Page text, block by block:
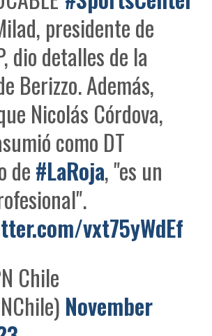
presidente de
dio detalles de la
Berizzo. Además,
Nicolás Córdova,
como DT
de#LaRoja, "es un
vxt75yWdEf
Chile
November